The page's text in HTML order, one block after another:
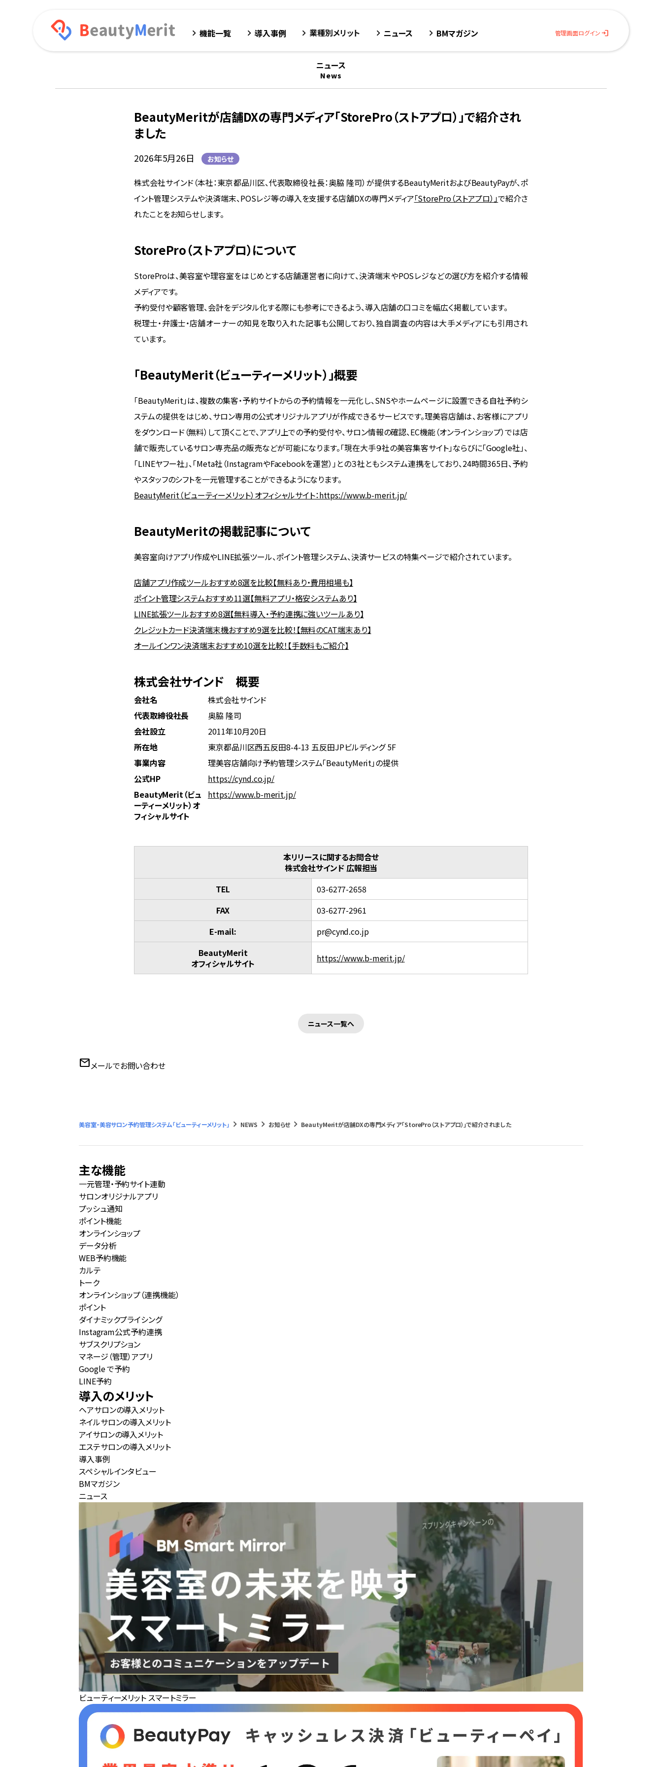
keyboard_arrow_right機能一覧 keyboard_arrow_right 導入事例 keyboard_arrow_right 業種別メリット keyboard_arrow_right ニュース keyboard_arrow_right BMマガジン 管理画面ログインlogin
ニュース
News
BeautyMeritが店舗DXの専門メディア「StorePro（ストアプロ）」で紹介され
ました
2026年5月26日 お知らせ
株式会社サインド（本社：東京都品川区、代表取締役社長：奥脇 隆司）が提供するBeautyMeritおよびBeautyPayが、ポ
イント管理システムや決済端末、POSレジ等の導入を支援する店舗DXの専門メディア「StorePro（ストアプロ）」で紹介さ
れたことをお知らせします。
StorePro（ストアプロ）について
StoreProは、美容室や理容室をはじめとする店舗運営者に向けて、決済端末やPOSレジなどの選び方を紹介する情報
メディアです。
予約受付や顧客管理、会計をデジタル化する際にも参考にできるよう、導入店舗の口コミを幅広く掲載しています。
税理士・弁護士・店舗オーナーの知見を取り入れた記事も公開しており、独自調査の内容は大手メディアにも引用され
ています。
「BeautyMerit（ビューティーメリット）」概要
「BeautyMerit」は、複数の集客・予約サイトからの予約情報を一元化し、SNSやホームページに設置できる自社予約シ
ステムの提供をはじめ、サロン専用の公式オリジナルアプリが作成できるサービスです。理美容店舗は、お客様にアプリ
をダウンロード（無料）して頂くことで、アプリ上での予約受付や、サロン情報の確認、EC機能（オンラインショップ）では店
舗で販売しているサロン専売品の販売などが可能になります。「現在大手９社の美容集客サイト」ならびに「Google社」、
「LINEヤフー社」、「Meta社（InstagramやFacebookを運営）」との３社ともシステム連携をしており、24時間365日、予約
やスタッフのシフトを一元管理することができるようになります。
BeautyMerit（ビューティーメリット）オフィシャルサイト：https://www.b-merit.jp/
BeautyMeritの掲載記事について
美容室向けアプリ作成やLINE拡張ツール、ポイント管理システム、決済サービスの特集ページで紹介されています。
店舗アプリ作成ツールおすすめ8選を比較【無料あり・費用相場も】
ポイント管理システムおすすめ11選【無料アプリ・格安システムあり】
LINE拡張ツールおすすめ8選【無料導入・予約連携に強いツールあり】
クレジットカード決済端末機おすすめ9選を比較！【無料のCAT端末あり】
オールインワン決済端末おすすめ10選を比較！【手数料もご紹介】
株式会社サインド 概要
会社名
株式会社サインド
代表取締役社長
奥脇 隆司
会社設立
2011年10月20日
所在地
東京都品川区西五反田8-4-13 五反田JPビルディング 5F
事業内容
理美容店舗向け予約管理システム「BeautyMerit」の提供
公式HP
https://cynd.co.jp/
BeautyMerit（ビュ
ーティーメリット）オ
フィシャルサイト
https://www.b-merit.jp/
本リリースに関するお問合せ
株式会社サインド 広報担当
TEL
03-6277-2658
FAX
03-6277-2961
E-mail:
pr@cynd.co.jp
BeautyMerit
オフィシャルサイト
https://www.b-merit.jp/
ニュース一覧へ
mailメールでお問い合わせ
美容室・美容サロン予約管理システム「ビューティーメリット」 keyboard_arrow_right NEWS keyboard_arrow_right お知らせkeyboard_arrow_right BeautyMeritが店舗DXの専門メディア「StorePro（ストアプロ）」で紹介されました
主な機能
一元管理・予約サイト連動
サロンオリジナルアプリ
プッシュ通知
ポイント機能
オンラインショップ
データ分析
WEB予約機能
カルテ
トーク
オンラインショップ（連携機能）
ポイント
ダイナミックプライシング
Instagram公式予約連携
サブスクリプション
マネージ（管理）アプリ
Google で予約
LINE予約
導入のメリット
ヘアサロンの導入メリット
ネイルサロンの導入メリット
アイサロンの導入メリット
エステサロンの導入メリット
導入事例
スペシャルインタビュー
BMマガジン
ニュース
ビューティーメリット スマートミラー